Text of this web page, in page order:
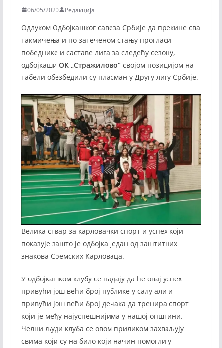
06/05/2020 Редакција
Одлуком Одбојкашког савеза Србије да прекине сва
такмичења и по затеченом стању прогласи
победнике и саставе лига за следећу сезону,
одбојкаши ОК „Стражилово“својом позицијом на
табели обезбедили су пласман у Другу лигу Србије.
Велика ствар за карловачки спорт и успех који
показује зашто је одбојка један од заштитних
знакова Сремских Карловаца.
У одбојкашком клубу се надају да ће овај успех
привући још већи број публике у салу али и
привући још већи број дечака да тренира спорт
који је међу најуспешнијима у нашој општини.
Челни људи клуба се овом приликом захваљују
свима који су на било који начин помогли у